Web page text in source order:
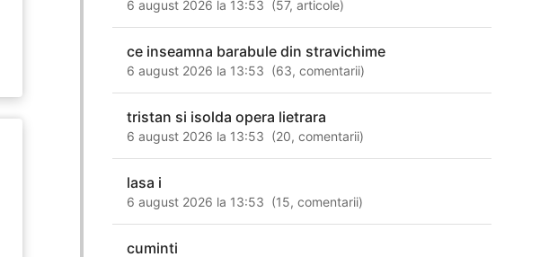
6 august 2026 la 13:53 (57,articole)
ce inseamna barabule din stravichime
6 august 2026 la 13:53 (63,comentarii)
tristan si isolda opera lietrara
6 august 2026 la 13:53 (20,comentarii)
lasa i
6 august 2026 la 13:53 (15,comentarii)
cuminti